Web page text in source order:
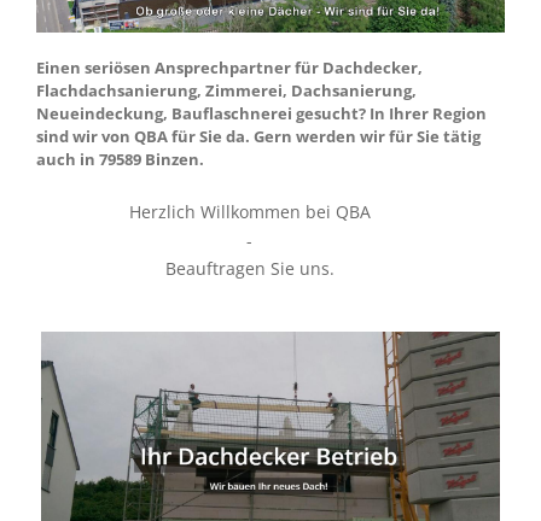
Einen seriösen Ansprechpartner für Dachdecker,
Flachdachsanierung, Zimmerei, Dachsanierung,
Neueindeckung, Bauflaschnerei gesucht? In Ihrer Region
sind wir von QBA für Sie da. Gern werden wir für Sie tätig
auch in 79589 Binzen.
Herzlich Willkommen bei QBA
-
Beauftragen Sie uns.